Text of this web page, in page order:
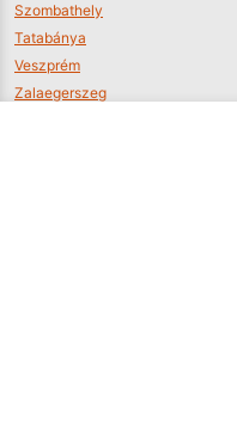
Szombathely
Tatabánya
Veszprém
Zalaegerszeg